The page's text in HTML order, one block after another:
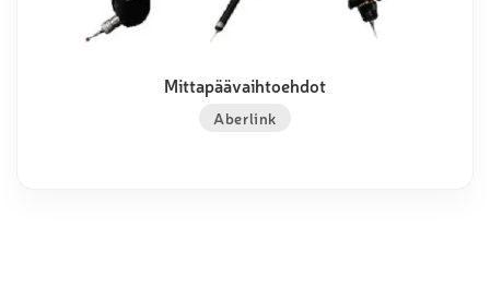
Mittapäävaihtoehdot
Aberlink